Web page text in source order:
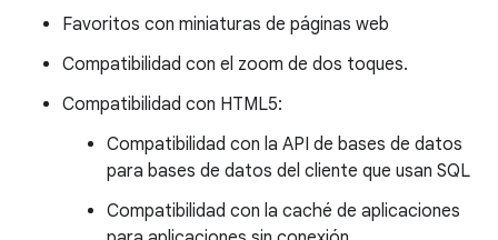
Favoritos con miniaturas de páginas web
Compatibilidad con el zoom de dos toques.
Compatibilidad con HTML5:
Compatibilidad con la API de bases de datos
para bases de datos del cliente que usan SQL
Compatibilidad con la caché de aplicaciones